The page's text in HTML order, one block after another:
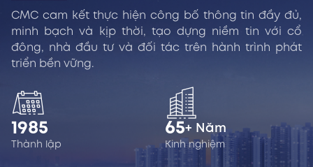
CMC cam kết thực hiện công bố thông tin đầy đủ,
minh bạch và kịp thời, tạo dựng niềm tin với cổ
đông, nhà đầu tư và đối tác trên hành trình phát
triển bền vững.
1985
Thành lập
65+ Năm
Kinh nghiệm